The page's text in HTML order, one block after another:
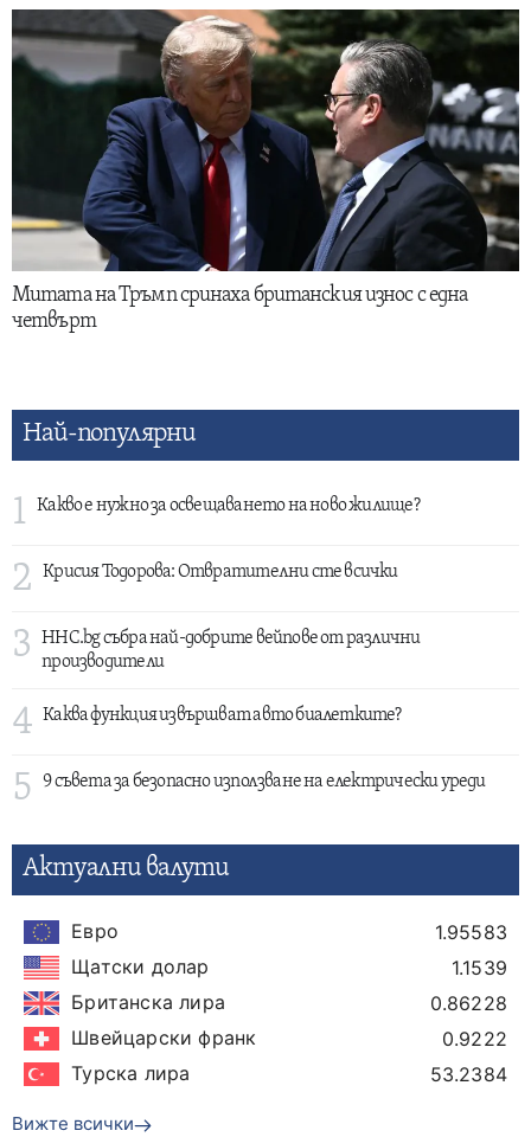
Митата на Тръмп сринаха британския износ с една
четвърт
Най-популярни
1 Какво е нужно за освещаването на ново жилище?
2 Крисия Тодорова: Отвратителни сте всички
3
HHC.bg събра най-добрите вейпове от различни
производители
4 Каква функция извършват авто биалетките?
5 9 съвета за безопасно използване на електрически уреди
Актуални валути
Евро
1.95583
Щатски долар
1.1539
Британска лира
0.86228
Швейцарски франк
0.9222
Турска лира
53.2384
Вижте всички